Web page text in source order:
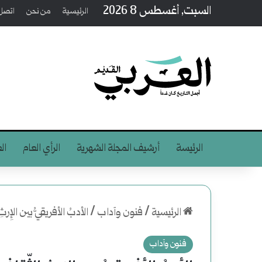
السبت, أغسطس 8 2026 الرئيسية من نحن
الرئيسة أرشيف المجلة الشهرية الرأي العام
الرئيسية /فنون وآداب /الأدبُ الأفريقيُّ بين
فنون وآداب